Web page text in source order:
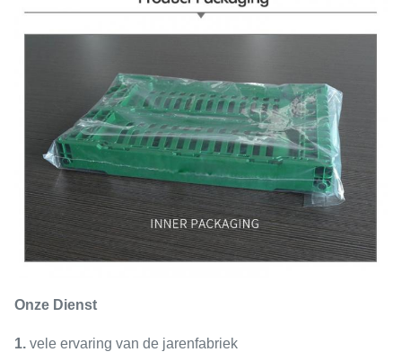
Onze Dienst
1. vele ervaring van de jarenfabriek